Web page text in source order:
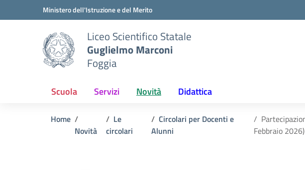
Vai ai contenuti
Vai al menu di navigazioneMinistero dell'Istruzione e del Merito
Liceo Scientifico Statale
Guglielmo Marconi
Foggia
Scuola Servizi Novità Didattica
Home
Novità
Le
circolari
Circolari per Docenti e
Alunni
Febbraio 2026)